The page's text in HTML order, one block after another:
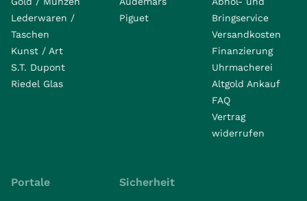
Lederwaren /
Taschen
Kunst / Art
S.T. Dupont
Riedel Glas
Piguet
Bringservice
Versandkosten
Finanzierung
Uhrmacherei
Altgold Ankauf
FAQ
Vertrag
widerrufen
Portale Sicherheit